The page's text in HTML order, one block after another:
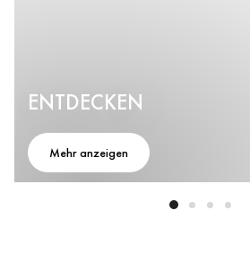
ENTDECKEN
Mehr anzeigen